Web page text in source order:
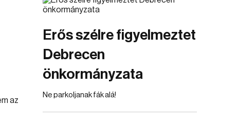
Erős szélre figyelmeztet
Debrecen
önkormányzata
Ne parkoljanak fák alá!